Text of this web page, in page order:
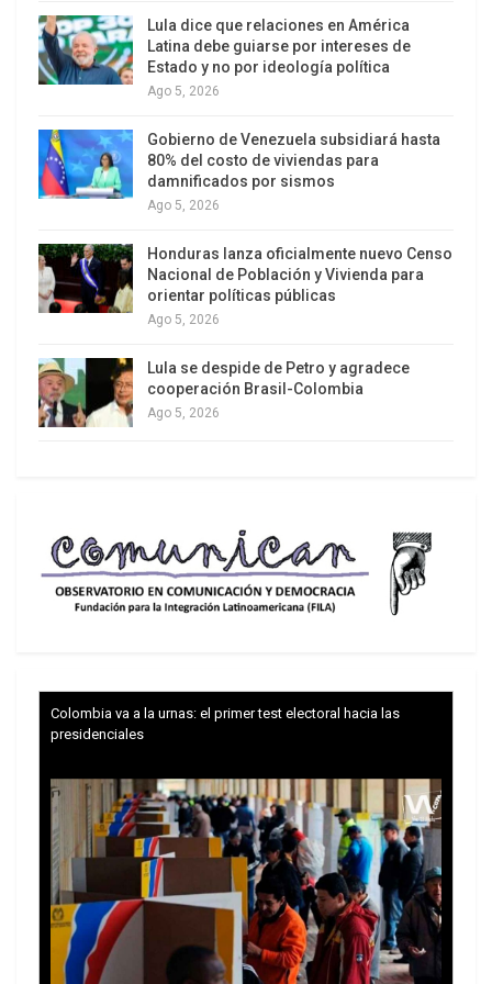
María Bolívar para las elecciones presidenciales.
Sin embargo, he aquí que el tal obstáculo es hoy el
Más allá de todo chiste, lo que hemos
presenciado durante las últimas dos o tres
semanas es la progresiva, y todo apunta que
indetenible, «machadización» de Capriles
Radonski, lo que sin duda es signo de que algo
debe andar muy mal por los predios de Primero
Pongámoslo así: hace dos o tres meses Capriles
Radonski hacía un denodado esfuerzo no sólo por
Un esfuerzo del cual podía esperarse uno u otro
resultado, pero en el que se reconocía una
apuesta por la audacia política. Y usted podrá
pantomima. Pero un adversario político audaz es
uno que merece respeto, y eso está fuera de toda
Antes del 7 de octubre, Capriles Radonski era un
candidato «progresista», que coqueteaba con la
«izquierda», preocupado por lo «social». A Chávez
le cuestionaba, mucho más que su «ideología», el
abismo entre lo dicho y lo hecho, su aparente
desconexión con la realidad, lo abstracto de su
Lula dice que relaciones en América
Latina debe guiarse por intereses de
Estado y no por ideología política
Ago 5, 2026
Gobierno de Venezuela subsidiará hasta
80% del costo de viviendas para
damnificados por sismos
Ago 5, 2026
Honduras lanza oficialmente nuevo Censo
Nacional de Población y Vivienda para
orientar políticas públicas
Ago 5, 2026
Lula se despide de Petro y agradece
cooperación Brasil-Colombia
Ago 5, 2026
Colombia va a la urnas: el primer test electoral hacia las
presidenciales